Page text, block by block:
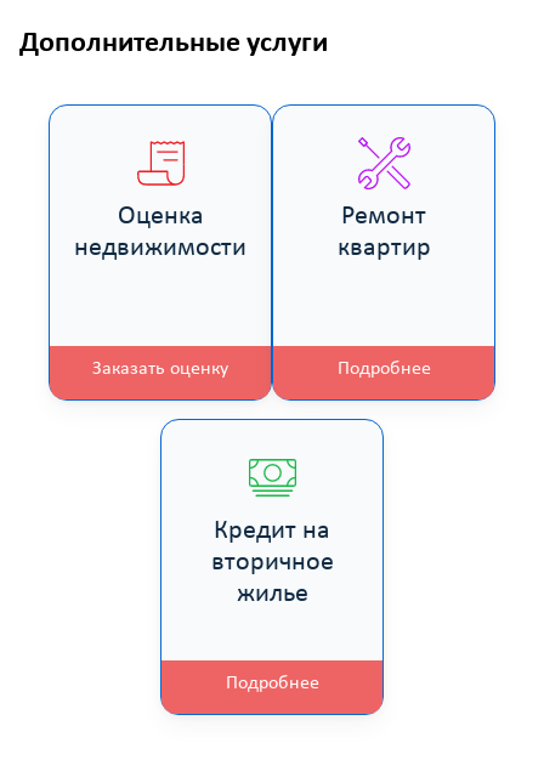
Дополнительные услуги
Оценка
недвижимости
Заказать оценку
Ремонт
квартир
Подробнее
Кредит на
вторичное
жилье
Подробнее